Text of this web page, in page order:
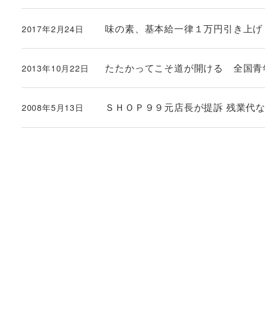
味の素、基本給一律１万円引き上
投稿日
2017年2月24日
たたかってこそ道が開ける 全国青
投稿日
2013年10月22日
ＳＨＯＰ９９元店長が提訴 残業代
投稿日
2008年5月13日